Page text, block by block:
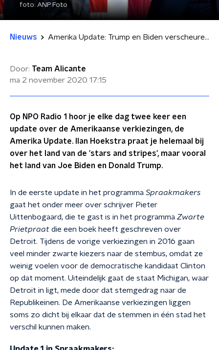
foto: ANP Foto
Nieuws Amerika Update: Trump en Biden verscheuren Nederlandse vriendschap
Door: Team Alicante
ma 2 november 2020 17:15
Op NPO Radio 1 hoor je elke dag twee keer een
update over de Amerikaanse verkiezingen, de
Amerika Update. Ilan Hoekstra praat je helemaal bij
over het land van de 'stars and stripes', maar vooral
het land van Joe Biden en Donald Trump.
In de eerste update in het programma Spraakmakers
gaat het onder meer over schrijver Pieter
Uittenbogaard, die te gast is in het programma Zwarte
Prietpraat die een boek heeft geschreven over
Detroit. Tijdens de vorige verkiezingen in 2016 gaan
veel minder zwarte kiezers naar de stembus, omdat ze
weinig voelen voor de democratische kandidaat Clinton
op dat moment. Uiteindelijk gaat de staat Michigan, waar
Detroit in ligt, mede door dat stemgedrag naar de
Republikeinen. De Amerikaanse verkiezingen liggen
soms zo dicht bij elkaar dat de stemmen in één stad het
verschil kunnen maken.